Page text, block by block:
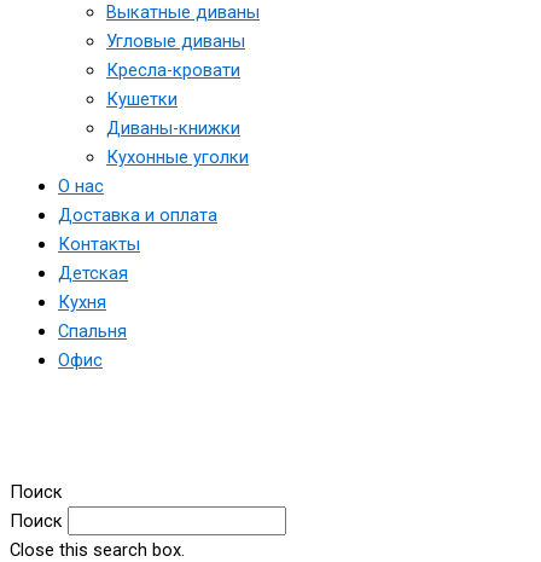
Выкатные диваны
Угловые диваны
Кресла-кровати
Кушетки
Диваны-книжки
Кухонные уголки
О нас
Доставка и оплата
Контакты
Детская
Кухня
Спальня
Офис
Поиск
Поиск
Close this search box.